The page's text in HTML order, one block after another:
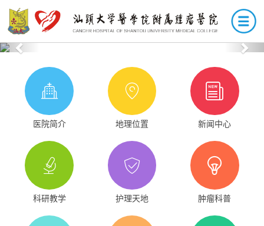
Previous
医院简介 地理位置 新闻中心
科研教学 护理天地 肿瘤科普